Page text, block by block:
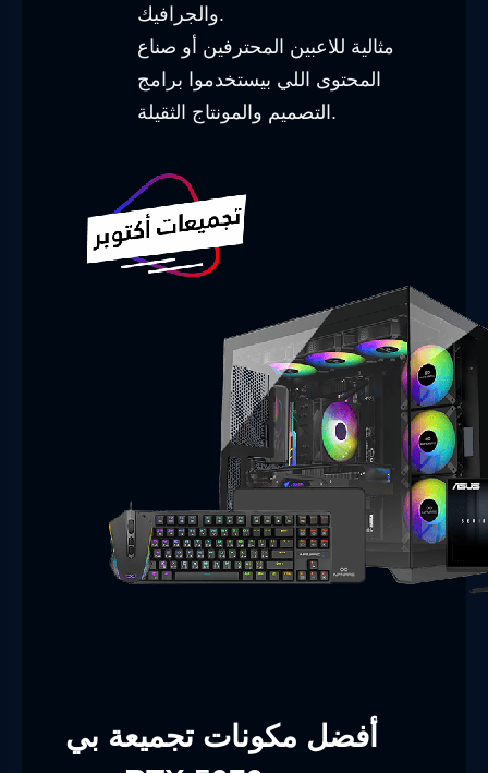
والجرافيك.
مثالية للاعبين المحترفين أو صناع
المحتوى اللي بيستخدموا برامج
التصميم والمونتاج الثقيلة.
أفضل مكونات تجميعة بي